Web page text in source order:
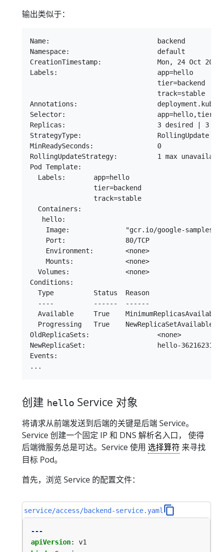
输出类似于：
Name:                           backend
Namespace:                      default
CreationTimestamp:              Mon, 24 Oct 2016
Labels:                         app=hello
                                tier=backend
                                track=stable
Annotations:
Selector:
Replicas:                       3 desired | 3
StrategyType:                   RollingUpdate
MinReadySeconds:                0
RollingUpdateStrategy:          1 max
Pod Template:
  Labels:       app=hello
                tier=backend
                track=stable
  Containers:
   hello:
Image:              "gcr.io/google-samples/
    Port:               80/TCP
    Environment:        <none>
    Mounts:             <none>
  Volumes:              <none>
Conditions:
  Type          Status  Reason
  ----          ------  ------
  Available     True    MinimumReplicasAvailable
  Progressing   True    NewReplicaSetAvailable
OldReplicaSets:                 <none>
NewReplicaSet:                  hello-
Events:
创建 hello Service 对象
将请求从前端发送到后端的关键是后端 Service。
Service 创建一个固定 IP 和 DNS 解析名入口， 使得
后端微服务总是可达。Service 使用 选择算符 来寻找
目标 Pod。
首先，浏览 Service 的配置文件：
service/access/backend-service.yaml
---
apiVersion:
v1